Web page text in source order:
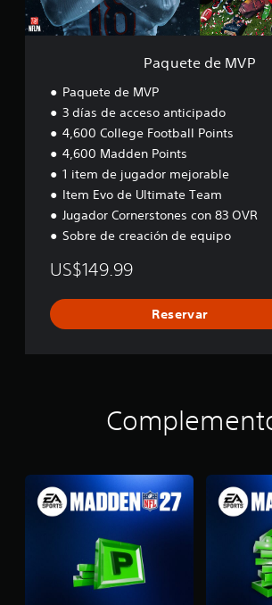
P
Paquete de MVP
Paquete de MVP
3 días de acceso anticipado
4,600 College Football Points
4,600 Madden Points
1 item de jugador mejorable
Item Evo de Ultimate Team
Jugador Cornerstones con 83 OVR
Sobre de creación de equipo
US$149.99
Reservar